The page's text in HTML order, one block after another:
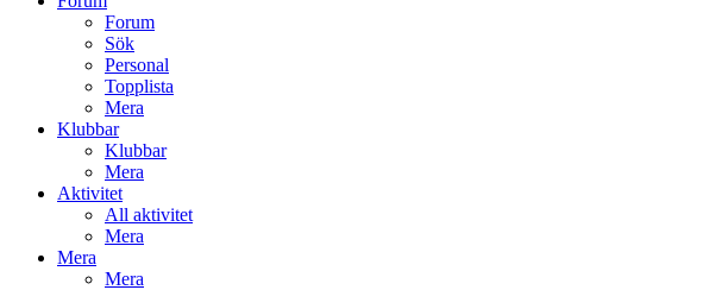
Forum
Sök
Personal
Topplista
Mera
Klubbar
Klubbar
Mera
Aktivitet
All aktivitet
Mera
Mera
Mera